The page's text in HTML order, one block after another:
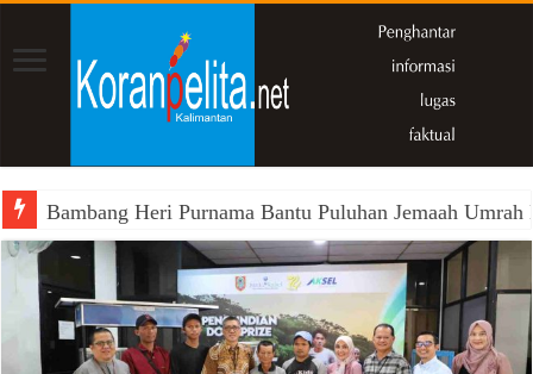
Bambang Heri Purnama Bantu Puluhan Jemaah